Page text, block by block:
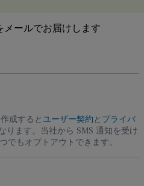
メールでお届けします
成すると ユーザー契約 と プライバ
ります。当社から SMS 通知を受け
でもオプトアウトできます。